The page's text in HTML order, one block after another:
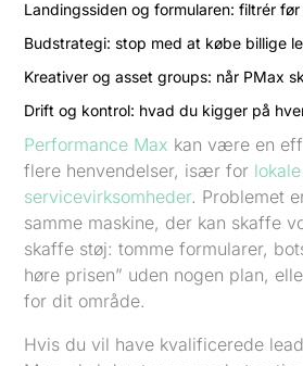
Landingssiden og formularen: filtrér
Budstrategi: stop med at købe billige
Kreativer og asset groups: når PMax
Drift og kontrol: hvad du kigger på
Performance Max kan være en
flere henvendelser, især for lokale
servicevirksomheder. Problemet
samme maskine, der kan skaffe
skaffe støj: tomme formularer,
høre prisen” uden nogen plan,
for dit område.
Hvis du vil have kvalificerede